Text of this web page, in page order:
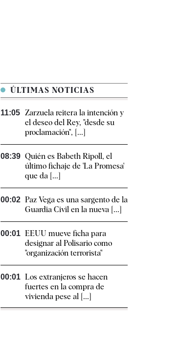
ÚLTIMAS NOTICIAS
11:05 Zarzuela reitera la intención y
el deseo del Rey, "desde su
proclamación", [...]
08:39 Quién es Babeth Ripoll, el
último fichaje de 'La Promesa'
que da [...]
00:02 Paz Vega es una sargento de la
Guardia Civil en la nueva [...]
00:01 EEUU mueve ficha para
designar al Polisario como
"organización terrorista"
00:01 Los extranjeros se hacen
fuertes en la compra de
vivienda pese al [...]